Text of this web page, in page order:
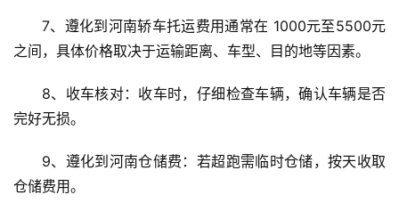
7、遵化到河南轿车托运费用通常在 1000元至5500元
之间，具体价格取决于运输距离、车型、目的地等因素。
8、收车核对：收车时，仔细检查车辆，确认车辆是否
完好无损。
9、遵化到河南仓储费：若超跑需临时仓储，按天收取
仓储费用。